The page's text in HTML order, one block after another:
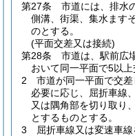
第27条
市道には、排水
側溝、街渠、集水ます
のとする。
(平面交差又は接続)
第28条
市道は、駅前広
おいて同一平面で5以上
2
市道が同一平面で交差
必要に応じ、屈折車線
又は隅角部を切り取り
とするものとする。
3
屈折車線又は変速車